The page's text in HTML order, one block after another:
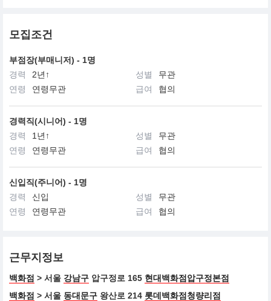
모집조건
부점장(부매니저) - 1명
경력
2년↑ 성별
무관
연령
연령무관 급여 협의
경력직(시니어) - 1명
경력
1년↑ 성별
무관
연령
연령무관 급여 협의
신입직(주니어) - 1명
경력
신입 성별
무관
연령
연령무관 급여 협의
근무지정보
백화점 > 서울 강남구 압구정로 165 현대백화점압구정본점
백화점 > 서울 동대문구 왕산로 214 롯데백화점청량리점